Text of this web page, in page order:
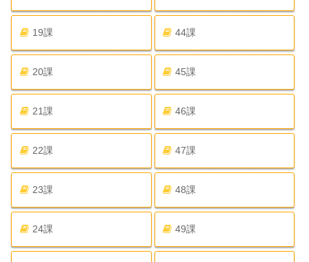
19課 44課
20課 45課
21課 46課
22課 47課
23課 48課
24課 49課